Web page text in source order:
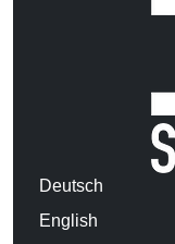
Deutsch
English